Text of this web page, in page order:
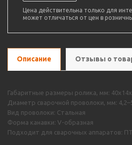
Цена действительна только для
может отличаться от цен в
Описание Отзывы о
Габаритные размеры ролика, мм:
Диаметр сварочной проволоки, мм:
Вид проволоки: Стальная
Форма канавки: V-образная
Подходит для сварочных аппаратов: